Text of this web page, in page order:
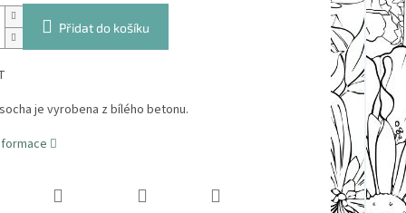
Přidat do košíku
je vyrobena z bílého betonu.